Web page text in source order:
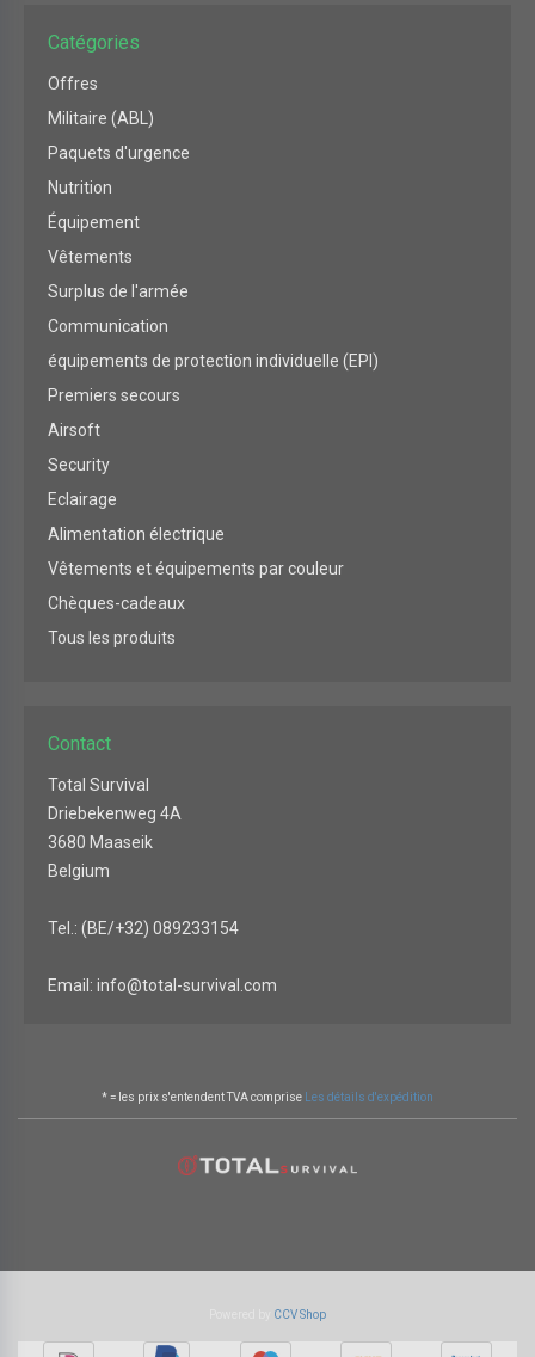
Catégories
Offres
Militaire (ABL)
Paquets d'urgence
Nutrition
Équipement
Vêtements
Surplus de l'armée
Communication
équipements de protection individuelle (EPI)
Premiers secours
Airsoft
Security
Eclairage
Alimentation électrique
Vêtements et équipements par couleur
Chèques-cadeaux
Tous les produits
Contact
Total Survival
Driebekenweg 4A
3680 Maaseik
Belgium
Tel.: (BE/+32) 089233154
Email: info@total-survival.com
* = les prix s'entendent TVA comprise Les détails d'expédition
CCV Shop